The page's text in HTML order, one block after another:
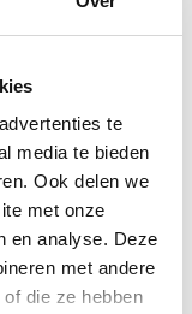
te
media te bieden
Ook delen we
met onze
en analyse. Deze
met andere
die ze hebben
machinebouw
jou?
of voldoende
industriële
formulier